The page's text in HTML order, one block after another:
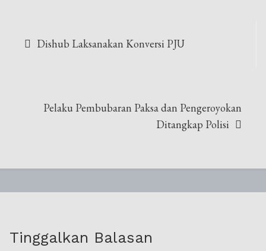
Dishub Laksanakan Konversi PJU
Pelaku Pembubaran Paksa dan Pengeroyokan
Ditangkap Polisi
Tinggalkan Balasan